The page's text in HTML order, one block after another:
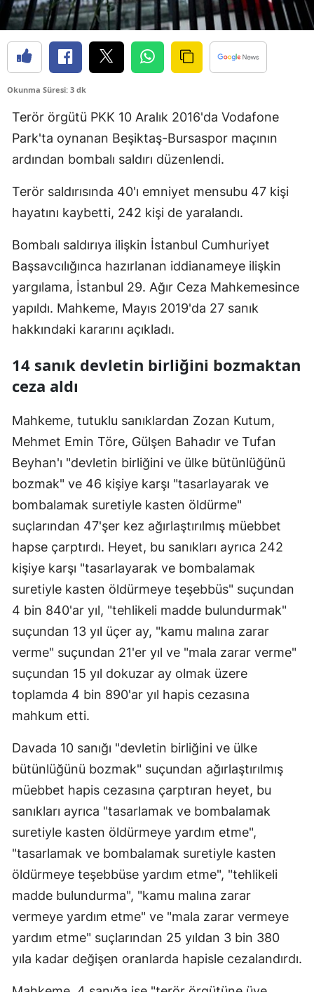
Denizli
Edirne
Erzincan
Erzurum
Gaziantep
Giresun
Gümüşhane
Hakkari
İzmir
Kars
Kastamonu
Kayseri
Kırklareli
Kırşehir
Kocaeli
Konya
Kütahya
Malatya
Kahramanmaraş
Mardin
Muğla
Nevşehir
Niğde
Ordu
Rize
Sakarya
Okunma Süresi: 3 dk
Terör örgütü PKK 10 Aralık 2016'da Vodafone
Park'ta oynanan Beşiktaş-Bursaspor maçının
ardından bombalı saldırı düzenlendi.
Terör saldırısında 40'ı emniyet mensubu 47 kişi
hayatını kaybetti, 242 kişi de yaralandı.
Bombalı saldırıya ilişkin İstanbul Cumhuriyet
Başsavcılığınca hazırlanan iddianameye ilişkin
yargılama, İstanbul 29. Ağır Ceza Mahkemesince
yapıldı. Mahkeme, Mayıs 2019'da 27 sanık
hakkındaki kararını açıkladı.
14 sanık devletin birliğini bozmaktan
ceza aldı
Mahkeme, tutuklu sanıklardan Zozan Kutum,
Mehmet Emin Töre, Gülşen Bahadır ve Tufan
Beyhan'ı "devletin birliğini ve ülke bütünlüğünü
bozmak" ve 46 kişiye karşı "tasarlayarak ve
bombalamak suretiyle kasten öldürme"
suçlarından 47'şer kez ağırlaştırılmış müebbet
hapse çarptırdı. Heyet, bu sanıkları ayrıca 242
kişiye karşı "tasarlayarak ve bombalamak
suretiyle kasten öldürmeye teşebbüs" suçundan
4 bin 840'ar yıl, "tehlikeli madde bulundurmak"
suçundan 13 yıl üçer ay, "kamu malına zarar
verme" suçundan 21'er yıl ve "mala zarar verme"
suçundan 15 yıl dokuzar ay olmak üzere
toplamda 4 bin 890'ar yıl hapis cezasına
mahkum etti.
Davada 10 sanığı "devletin birliğini ve ülke
bütünlüğünü bozmak" suçundan ağırlaştırılmış
müebbet hapis cezasına çarptıran heyet, bu
sanıkları ayrıca "tasarlamak ve bombalamak
suretiyle kasten öldürmeye yardım etme",
"tasarlamak ve bombalamak suretiyle kasten
öldürmeye teşebbüse yardım etme", "tehlikeli
madde bulundurma", "kamu malına zarar
vermeye yardım etme" ve "mala zarar vermeye
yardım etme" suçlarından 25 yıldan 3 bin 380
yıla kadar değişen oranlarda hapisle cezalandırdı.